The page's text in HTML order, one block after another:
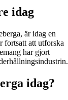
idag
är idag en
fortsatt att utforska
har gjort
idag?